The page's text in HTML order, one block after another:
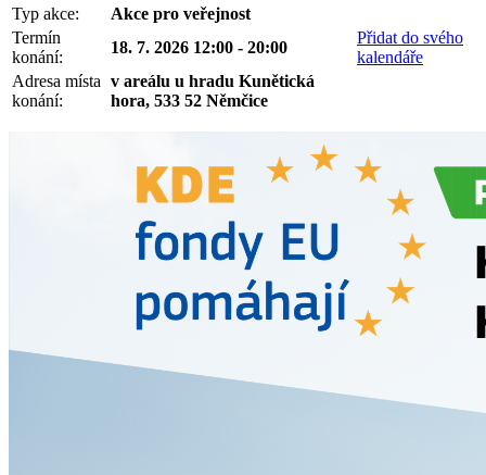
Typ akce:
Akce pro veřejnost
Termín
konání:
18. 7. 2026 12:00 - 20:00
Přidat do svého
kalendáře
Adresa místa
konání:
v areálu u hradu Kunětická
hora, 533 52 Němčice